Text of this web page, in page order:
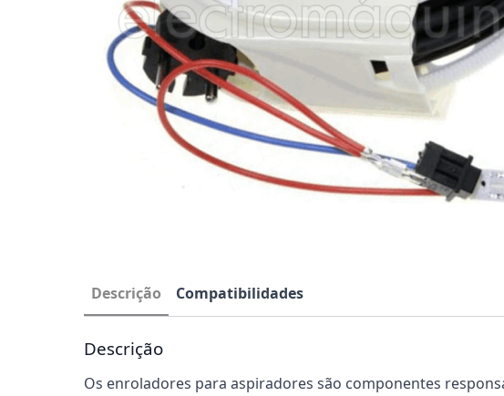
Descrição Compatibilidades
Descrição
Os enroladores para aspiradores são componentes